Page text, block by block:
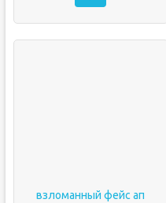
взломанный фейс ап